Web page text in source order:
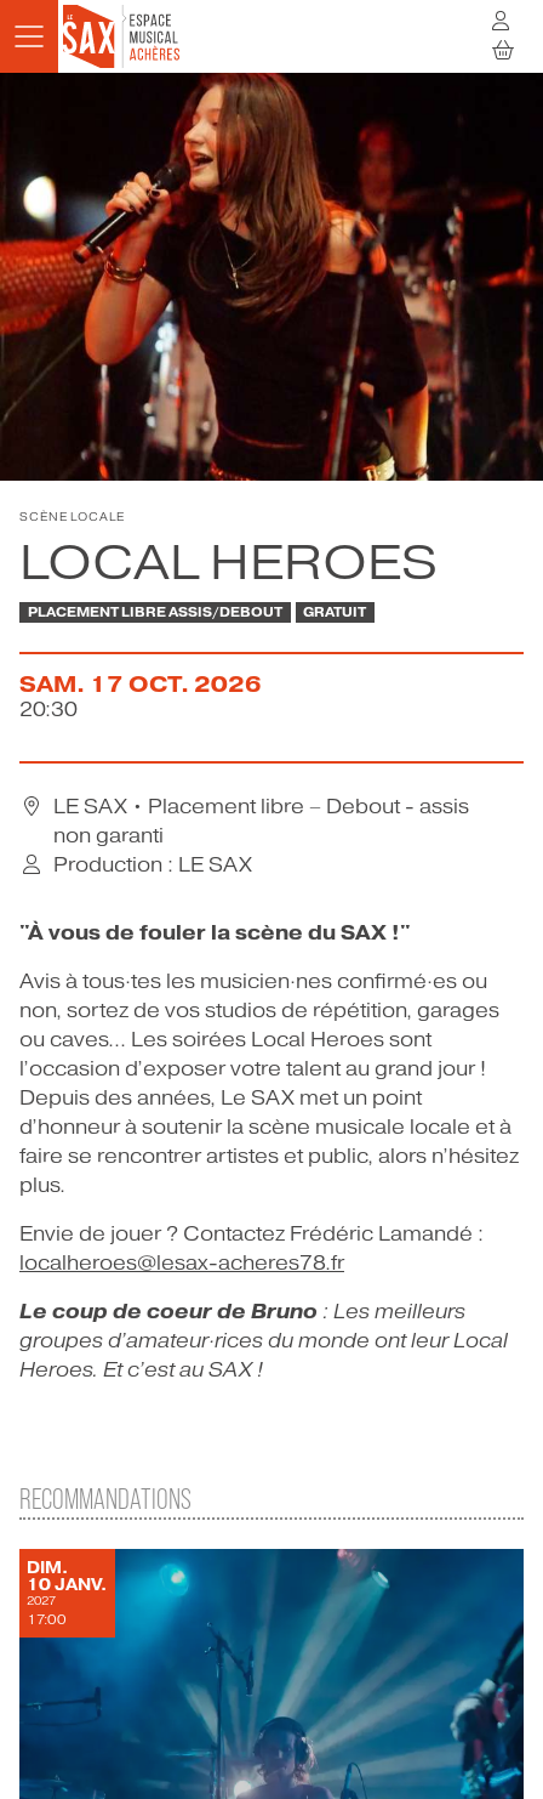
Aller au contenu principal
SCÈNE LOCALE
LOCAL HEROES
PLACEMENT LIBRE ASSIS/DEBOUT GRATUIT
SAM. 17 OCT. 2026
20:30
LE SAX • Placement libre – Debout - assis
non garanti
Production : LE SAX
"À vous de fouler la scène du SAX !"
Avis à tous·tes les musicien·nes confirmé·es ou
non, sortez de vos studios de répétition, garages
ou caves... Les soirées Local Heroes sont
l’occasion d’exposer votre talent au grand jour !
Depuis des années, Le SAX met un point
d’honneur à soutenir la scène musicale locale et à
faire se rencontrer artistes et public, alors n’hésitez
plus.
Envie de jouer ? Contactez Frédéric Lamandé :
localheroes@lesax-acheres78.fr
Le coup de coeur de Bruno : Les meilleurs
groupes d’amateur·rices du monde ont leur Local
Heroes. Et c’est au SAX !
RECOMMANDATIONS
DIMANCHE
DIM.
10JANVIER
JANV.
2027
17:00
ACTUALITÉS
STUDIOS
RÉSIDENCES
À LA RENCONTRE
INFOS PRATIQUES
BILLETTERIE
CONTACT